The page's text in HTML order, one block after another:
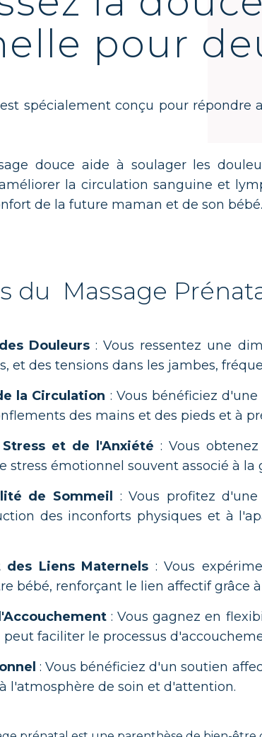
pour
spécialement conçu pour répondre
douce aide à soulager les
la circulation sanguine et
de la future maman et de son bébé.
​​du ​ Massage
Douleurs: Vous ressentez une
et des tensions dans les jambes,
la Circulation : Vous bénéficiez
des mains et des pieds et à
et de l'Anxiété : Vous
stress émotionnel souvent associé à la
de Sommeil : Vous profitez
des inconforts physiques et à
des Liens Maternels : Vous
bébé, renforçant le lien affectif grâce
: Vous gagnez en
peut faciliter le processus
: Vous bénéficiez d'un soutien
l'atmosphère de soin et d'attention.